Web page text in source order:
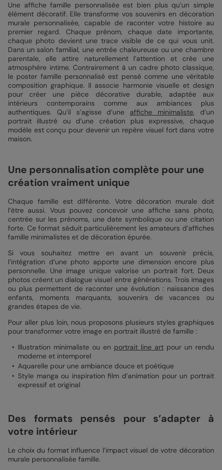
Une affiche famille personnalisée est bien plus qu’un simple
élément décoratif. Elle transforme vos souvenirs en décoration
murale personnalisée, capable de raconter votre histoire au
premier regard. Chaque prénom, chaque date importante,
chaque photo devient une trace visible de ce qui vous unit.
Dans un salon familial, une entrée chaleureuse ou une chambre
parentale, elle attire naturellement l’attention et crée une
atmosphère intime. Contrairement à un cadre photo classique,
le poster famille personnalisé est pensé comme une véritable
composition graphique. Il associe harmonie visuelle et design
pour créer une pièce décorative durable, adaptée aux
intérieurs contemporains comme aux ambiances plus
authentiques. Qu’il s’agisse d’une affiche minimaliste, d’un
portrait illustré ou d’une création plus expressive, chaque
modèle est conçu pour devenir un repère visuel fort dans votre
maison.
Une personnalisation complète pour une
création vraiment unique
Chaque famille est différente. Votre décoration murale doit
l’être aussi. Vous pouvez concevoir une affiche sans photo,
centrée sur les prénoms, une date symbolique ou une citation
forte. Ce format séduit particulièrement les amateurs d’affiches
famille minimalistes et de décoration épurée.
Si vous souhaitez mettre en avant un souvenir précis,
l’intégration d’une photo apporte une dimension encore plus
personnelle. Une image unique valorise un portrait fort. Deux
photos créent un dialogue visuel entre générations. Trois images
ou plus permettent de raconter une évolution : naissance des
enfants, moments marquants, souvenirs de vacances ou
grandes étapes de vie.
Pour aller plus loin, nous proposons plusieurs styles graphiques
pour transformer votre image en portrait illustré de famille :
Illustration minimaliste ou en portrait line artpour un rendu
moderne et intemporel
Aquarelle pour une ambiance douce et poétique
Style manga ou inspiration film d’animation pour un portrait
expressif et original
Des formats pensés pour s’adapter à
votre intérieur
Le choix du format influence l’impact visuel de votre décoration
murale personnalisée famille.